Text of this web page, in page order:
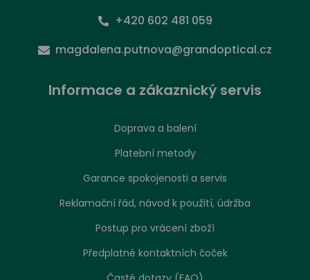
+420 602 481 059
magdalena.putnova@grandoptical.cz
Informace a zákaznický servis
Doprava a balení
Platební metody
Garance spokojenosti a servis
Reklamační řád, návod k použití, údržba
Postup pro vrácení zboží
Předplatné kontaktních čoček